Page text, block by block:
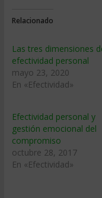
Relacionado
Las tres dimensiones
efectividad personal
mayo 23, 2020
En «Efectividad»
Efectividad personal y
gestión emocional del
compromiso
octubre 28, 2017
En «Efectividad»